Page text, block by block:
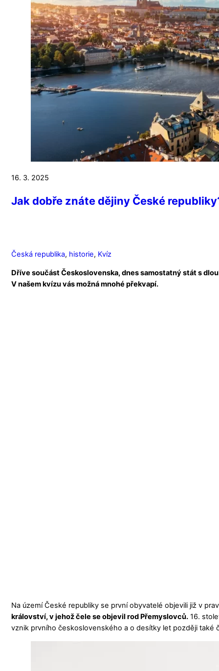
16. 3. 2025
Jak dobře znáte dějiny České
Česká republika, historie, Kvíz
Dříve součást Československa, dnes samostatný stát s
V našem kvízu vás možná mnohé překvapí.
Na území České republiky se první obyvatelé objevili již v
království, v jehož čele se objevil rod Přemyslovců. 16.
vznik prvního československého a o desítky let později také